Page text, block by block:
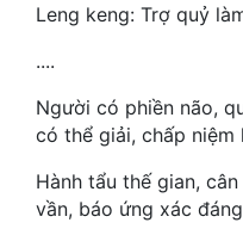
Dị Năng
Gia Đấu
Góc Nhìn Nam
Huyền Huyễn
Leng keng: Trợ quỷ
....
Người có phiền não,
có thể giải, chấp niệm
Hành tẩu thế gian,
vần, báo ứng xác